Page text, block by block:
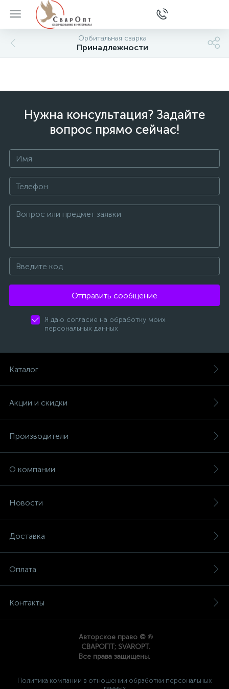
Орбитальная сварка
Принадлежности
Нужна консультация? Задайте
вопрос прямо сейчас!
Отправить сообщение
Я даю согласие на обработку моих
персональных данных
Каталог
Акции и скидки
Производители
О компании
Новости
Доставка
Оплата
Контакты
Авторское право © ®
СВАРОПТ; SVAROPT.
Все права защищены.
Политика компании в отношении обработки персональных